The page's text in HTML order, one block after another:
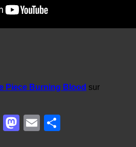
Piece Burning Blood sur
Facebook
Mastodon
Email